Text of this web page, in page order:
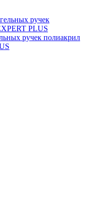
ручек полиакрил